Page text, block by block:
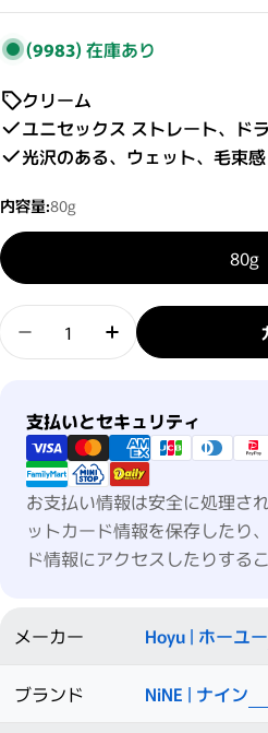
(9983)在庫あり
クリーム
ユニセックス ストレート、ド
光沢のある、ウェット、毛束感
内容量:80g
80g
数量
ナイン デザインドロップの
ナイン デザイン
支払いとセキュリティ
支払い方法
お支払い情報は安全に処理さ
ットカード情報を保存したり
ド情報にアクセスしたりする
メーカー Hoyu | ホーユー
ブランド NiNE | ナイン